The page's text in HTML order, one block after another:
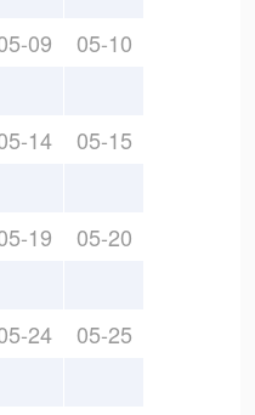
09 05-10
14 05-15
19 05-20
24 05-25